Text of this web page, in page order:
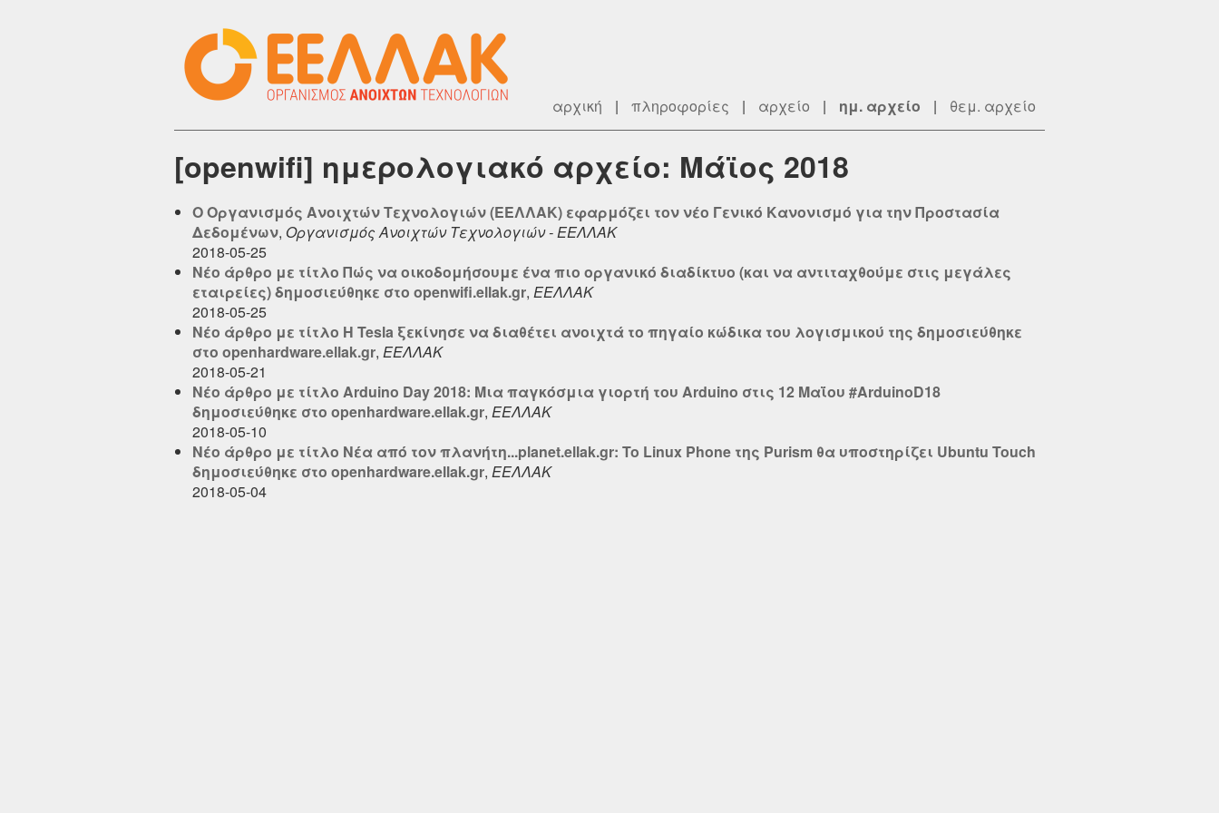
αρχική | πληροφορίες | αρχείο | ημ. αρχείο | θεμ. αρχείο
[openwifi] ημερολογιακό αρχείο: Μάϊος 2018
O Οργανισμός Ανοιχτών Τεχνολογιών (ΕΕΛΛΑΚ) εφαρμόζει τον νέο Γενικό Κανονισμό για την Προστασία
Δεδομένων, Οργανισμός Ανοιχτών Τεχνολογιών - ΕΕΛΛΑΚ
2018-05-25
Νέο άρθρο με τίτλο Πώς να οικοδομήσουμε ένα πιο οργανικό διαδίκτυο (και να αντιταχθούμε στις μεγάλες
εταιρείες) δημοσιεύθηκε στο openwifi.ellak.gr, ΕΕΛΛΑΚ
2018-05-25
Νέο άρθρο με τίτλο Η Tesla ξεκίνησε να διαθέτει ανοιχτά το πηγαίο κώδικα του λογισμικού της δημοσιεύθηκε
στο openhardware.ellak.gr, ΕΕΛΛΑΚ
2018-05-21
Νέο άρθρο με τίτλο Arduino Day 2018: Μια παγκόσμια γιορτή του Arduino στις 12 Μαΐου #ArduinoD18
δημοσιεύθηκε στο openhardware.ellak.gr, ΕΕΛΛΑΚ
2018-05-10
Νέο άρθρο με τίτλο Νέα από τον πλανήτη...planet.ellak.gr: To Linux Phone της Purism θα υποστηρίζει Ubuntu Touch
δημοσιεύθηκε στο openhardware.ellak.gr, ΕΕΛΛΑΚ
2018-05-04